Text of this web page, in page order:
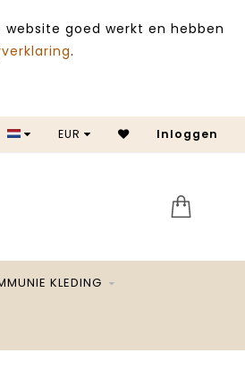
goed werkt en hebben
.
EUR Inloggen
KLEDING